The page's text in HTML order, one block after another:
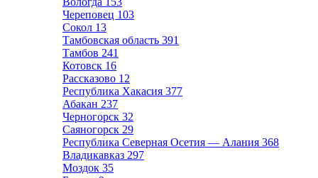
Череповец 103
Сокол 13
Тамбовская область 391
Тамбов 241
Котовск 16
Рассказово 12
Республика Хакасия 377
Абакан 237
Черногорск 32
Саяногорск 29
Республика Северная Осетия — Алания 368
Владикавказ 297
Моздок 35